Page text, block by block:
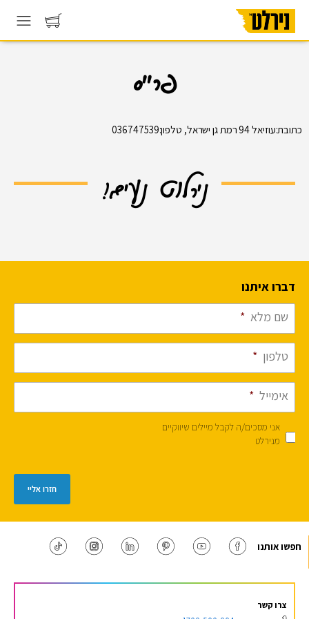
פרייס
כתובת:עוזיאל 94 רמת גן ישראל, טלפון:036747539
נירלוט נעים!
דברו איתנו
שם מלא *
טלפון *
אימייל *
אני מסכים/ה לקבל מיילים שיווקיים
מנירלט
חזרו אליי
חפשו אותנו
צרו קשר